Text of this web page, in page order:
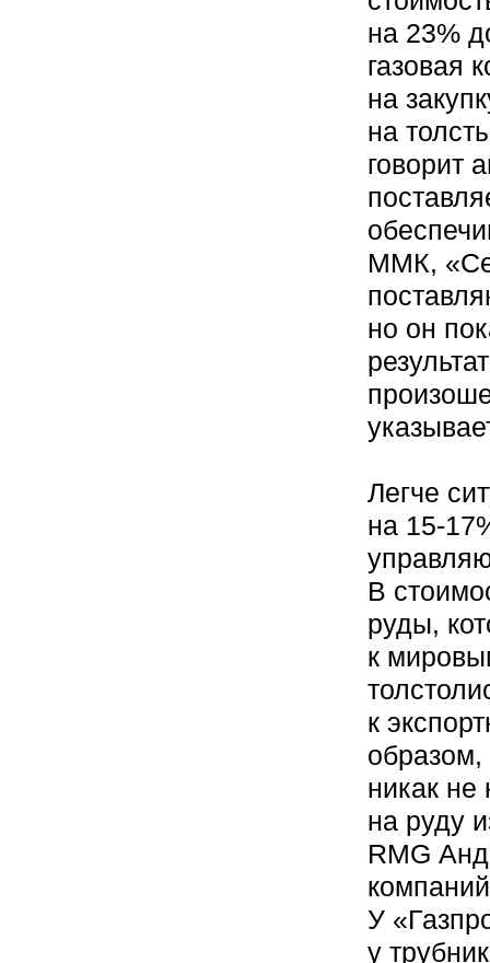
на 23%
газовая
на
на
говорит
ММК,
но он
Легче
на 15-
В
руды,
к
к
никак
на руду
RMG
У
у